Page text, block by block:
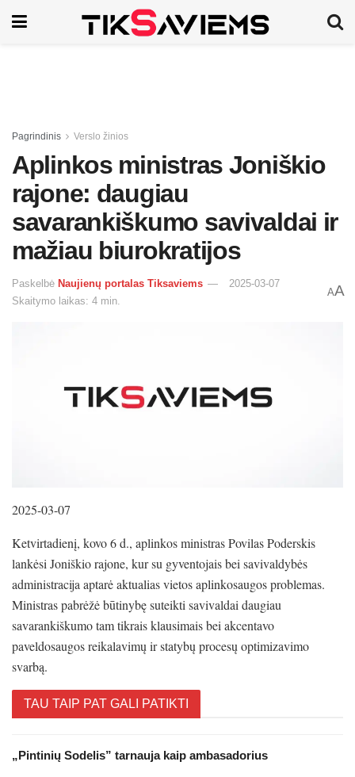
Pagrindinis Verslo žinios
Aplinkos ministras Joniškio
rajone: daugiau
savarankiškumo savivaldai ir
mažiau biurokratijos
Paskelbė Naujienų portalas Tiksaviems
2025-03-07
Skaitymo laikas: 4 min.
AA
2025-03-07
Ketvirtadienį, kovo 6 d., aplinkos ministras Povilas Poderskis
lankėsi Joniškio rajone, kur su gyventojais bei savivaldybės
administracija aptarė aktualias vietos aplinkosaugos problemas.
Ministras pabrėžė būtinybę suteikti savivaldai daugiau
savarankiškumo tam tikrais klausimais bei akcentavo
paveldosaugos reikalavimų ir statybų procesų optimizavimo
svarbą.
TAU TAIP PAT GALI PATIKTI
„Pintinių Sodelis” tarnauja kaip ambasadorius